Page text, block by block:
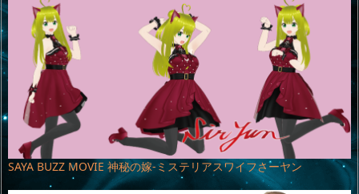
SAYA BUZZ MOVIE 神秘の嫁-ミステリアスワイフさーヤン